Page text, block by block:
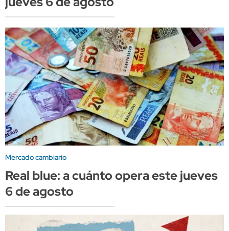
Mercado cambiario
Real blue: a cuánto opera este jueves
6 de agosto